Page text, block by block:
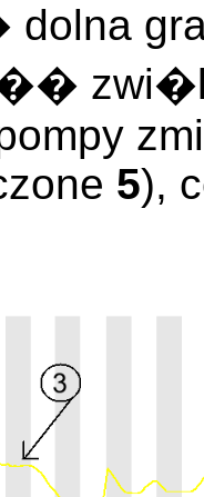
dolna
5),